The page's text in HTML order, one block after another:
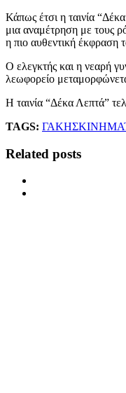
Κάπως έτσι η ταινία
μια αναμέτρηση με τους
η πιο αυθεντική έκφραση
Ο ελεγκτής και η νεαρή
λεωφορείο
Η ταινία “Δέκα Λεπτά”
TAGS: ΓΑΚΗΣ
Related posts